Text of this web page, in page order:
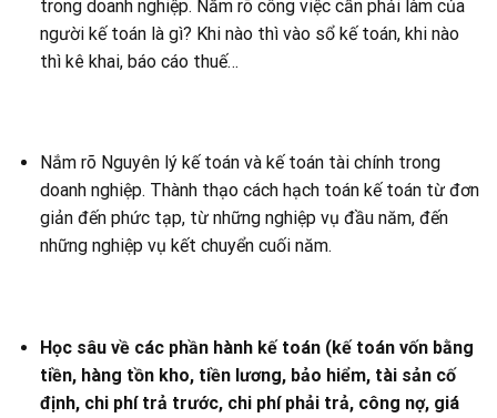
trong doanh nghiệp. Nắm rõ công việc cần phải làm của
người kế toán là gì? Khi nào thì vào sổ kế toán, khi nào
thì kê khai, báo cáo thuế…
Nắm rõ Nguyên lý kế toán và kế toán tài chính trong
doanh nghiệp. Thành thạo cách hạch toán kế toán từ đơn
giản đến phức tạp, từ những nghiệp vụ đầu năm, đến
những nghiệp vụ kết chuyển cuối năm.
Học sâu về các phần hành kế toán (kế toán vốn bằng
tiền, hàng tồn kho, tiền lương, bảo hiểm, tài sản cố
định, chi phí trả trước, chi phí phải trả, công nợ, giá